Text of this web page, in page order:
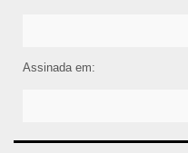
Assinada em: